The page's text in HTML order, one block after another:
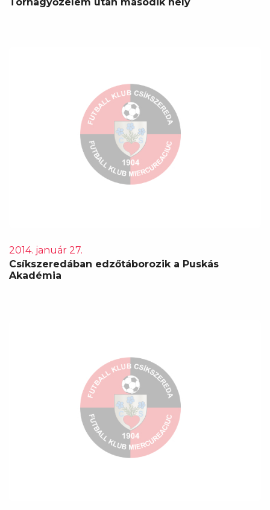
2014. január 27.
Csíkszeredában edzőtáborozik a Puskás
Akadémia